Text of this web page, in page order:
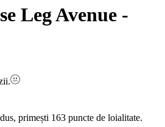
Leg Avenue -
primești 163 puncte de loialitate.